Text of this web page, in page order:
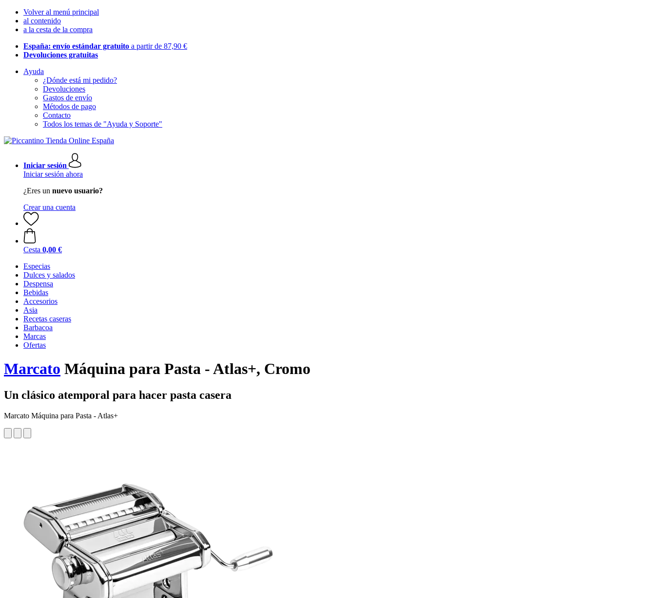
Volver al menú principal
al contenido
a la cesta de la compra
España: envío estándar gratuito a partir de 87,90 €
Devoluciones gratuitas
Ayuda
¿Dónde está mi pedido?
Devoluciones
Gastos de envío
Métodos de pago
Contacto
Todos los temas de "Ayuda y Soporte"
Iniciar sesión
Iniciar sesión ahora
¿Eres un nuevo usuario?
Crear una cuenta
Cesta 0,00 €
Especias
Dulces y salados
Despensa
Bebidas
Accesorios
Asia
Recetas caseras
Barbacoa
Marcas
Ofertas
Marcato Máquina para Pasta - Atlas+, Cromo
Un clásico atemporal para hacer pasta casera
Marcato Máquina para Pasta - Atlas+